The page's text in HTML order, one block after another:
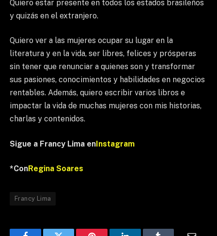
Quiero estar presente en todos los estados brasileños
y quizás en el extranjero.
Quiero ver a las mujeres ocupar su lugar en la
literatura y en la vida, ser libres, felices y prósperas
sin tener que renunciar a quienes son y transformar
sus pasiones, conocimientos y habilidades en negocios
rentables. Además, quiero escribir varios libros e
impactar la vida de muchas mujeres con mis historias,
charlas y contenidos.
Sigue a Francy Lima enInstagram
*ConRegina Soares
Francy Lima